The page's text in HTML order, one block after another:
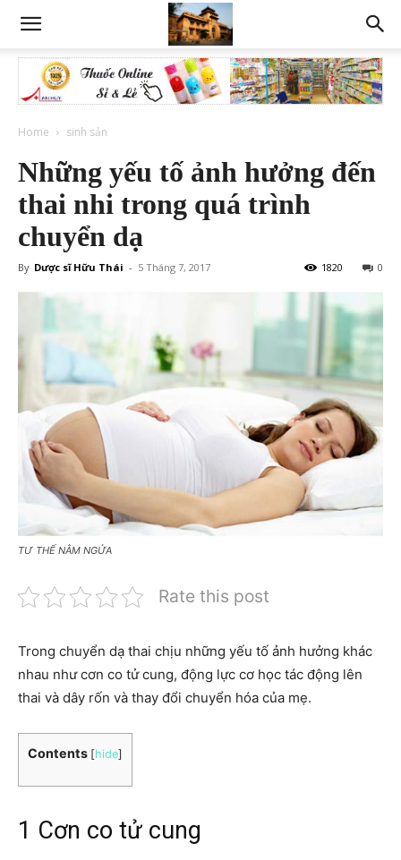
Home sinh sản
Những yếu tố ảnh hưởng đến
thai nhi trong quá trình
chuyển dạ
By Dược sĩ Hữu Thái - 5 Tháng 7, 2017 0
1820
TƯ THẾ NẰM NGỬA
Rate this post
Trong chuyển dạ thai chịu những yếu tố ảnh hưởng khác
nhau như cơn co tử cung, động lực cơ học tác động lên
thai và dây rốn và thay đổi chuyển hóa của mẹ.
Contents [hide]
1 Cơn co tử cung